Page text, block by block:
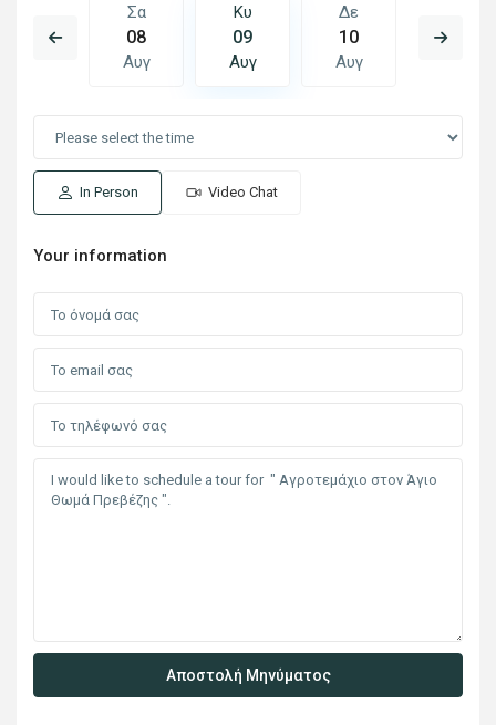
Σα
08
Αυγ
Κυ
09
Αυγ
Δε
10
Αυγ
11
In Person Video Chat
Your information